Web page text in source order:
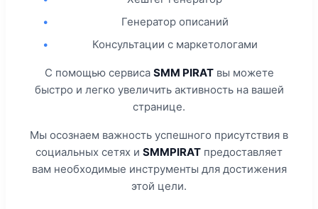
•
Генератор описаний
•
Консультации с маркетологами
С помощью сервиса SMM PIRATвы можете
быстро и легко увеличить активность на вашей
странице.
Мы осознаем важность успешного присутствия в
социальных сетях и SMMPIRAT предоставляет
вам необходимые инструменты для достижения
этой цели.